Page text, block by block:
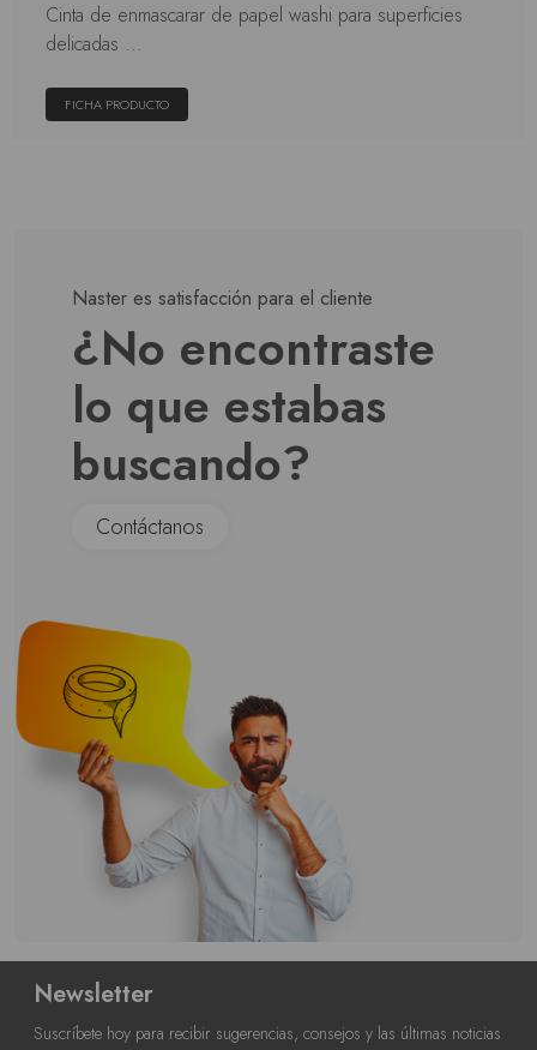
Cinta de enmascarar de papel washi para superficies
delicadas ...
FICHA PRODUCTO
Naster es satisfacción para el cliente
¿No encontraste
lo que estabas
buscando?
Contáctanos
Newsletter
Suscríbete hoy para recibir sugerencias, consejos y las últimas noticias